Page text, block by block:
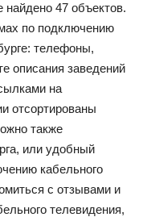
найдено 47 объектов.
по подключению
телефоны,
описания заведений
на
отсортированы
также
или удобный
кабельного
с отзывами и
телевидения,